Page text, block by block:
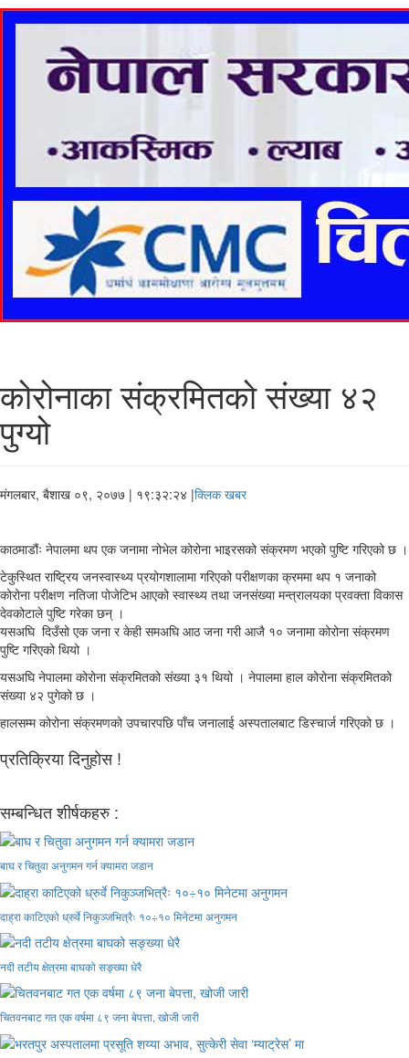
कोरोनाका संक्रमितको संख्या ४२
पुग्यो
मंगलबार, बैशाख ०९, २०७७ | १९:३२:२४ |क्लिक खबर
काठमाडौंः नेपालमा थप एक जनामा नोभेल कोरोना भाइरसको संक्रमण भएको पुष्टि गरिएको छ ।
टेकुस्थित राष्ट्रिय जनस्वास्थ्य प्रयोगशालामा गरिएको परीक्षणका क्रममा थप १ जनाको
कोरोना परीक्षण नतिजा पोजेटिभ आएको स्वास्थ्य तथा जनसंख्या मन्त्रालयका प्रवक्ता विकास
देवकोटाले पुष्टि गरेका छन् ।
यसअघि दिउँसो एक जना र केही समअघि आठ जना गरी आजै १० जनामा कोरोना संक्रमण
पुष्टि गरिएको थियो ।
यसअघि नेपालमा कोरोना संक्रमितको संख्या ३१ थियो । नेपालमा हाल कोरोना संक्रमितको
संख्या ४२ पुगेको छ ।
हालसम्म कोरोना संक्रमणको उपचारपछि पाँच जनालाई अस्पतालबाट डिस्चार्ज गरिएको छ ।
प्रतिक्रिया दिनुहोस !
सम्बन्धित शीर्षकहरु :
बाघ र चितुवा अनुगमन गर्न क्यामरा जडान
दाह्रा काटिएको ध्रुर्वे निकुञ्जभित्रैः १०÷१० मिनेटमा अनुगमन
नदी तटीय क्षेत्रमा बाघको सङ्ख्या धेरै
चितवनबाट गत एक वर्षमा ८९ जना बेपत्ता, खोजी जारी